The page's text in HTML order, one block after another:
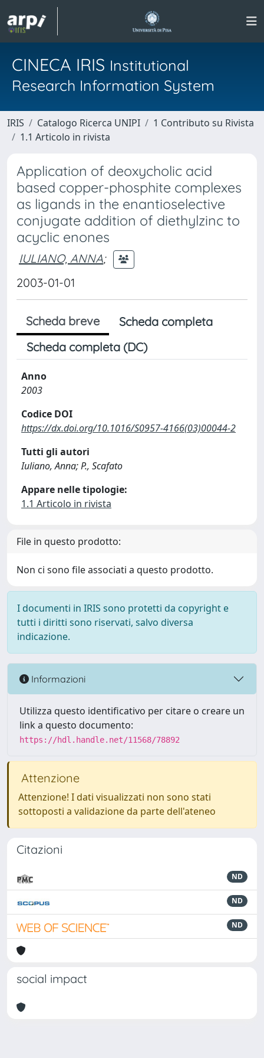
CINECA IRIS Institutional
Research Information System
IRIS Catalogo Ricerca UNIPI
1 Contributo su Rivista
1.1 Articolo in rivista
Application of deoxycholic acid
based copper-phosphite complexes
as ligands in the enantioselective
conjugate addition of diethylzinc to
acyclic enones
IULIANO, ANNA;
2003-01-01
Scheda breve
Scheda completa
Scheda completa (DC)
Anno
2003
Codice DOI
https://dx.doi.org/10.1016/S0957-4166(03)00044-2
Tutti gli autori
Iuliano, Anna; P., Scafato
Appare nelle tipologie:
1.1 Articolo in rivista
File in questo prodotto:
Non ci sono file associati a questo prodotto.
I documenti in IRIS sono protetti da copyright e
tutti i diritti sono riservati, salvo diversa
indicazione.
Informazioni
Utilizza questo identificativo per citare o creare un
link a questo documento:
https://hdl.handle.net/11568/78892
Attenzione
Attenzione! I dati visualizzati non sono stati
sottoposti a validazione da parte dell'ateneo
Citazioni
ND
ND
ND
social impact